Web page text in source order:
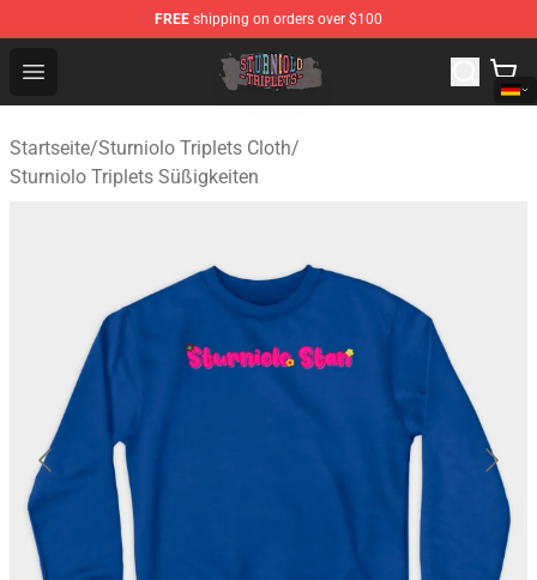
FREE shipping on orders over $100
Open menu
Sturniolo Triplets Shop - Official Sturniolo Triplets
Startseite/Sturniolo Triplets Cloth/
Sturniolo Triplets Süßigkeiten